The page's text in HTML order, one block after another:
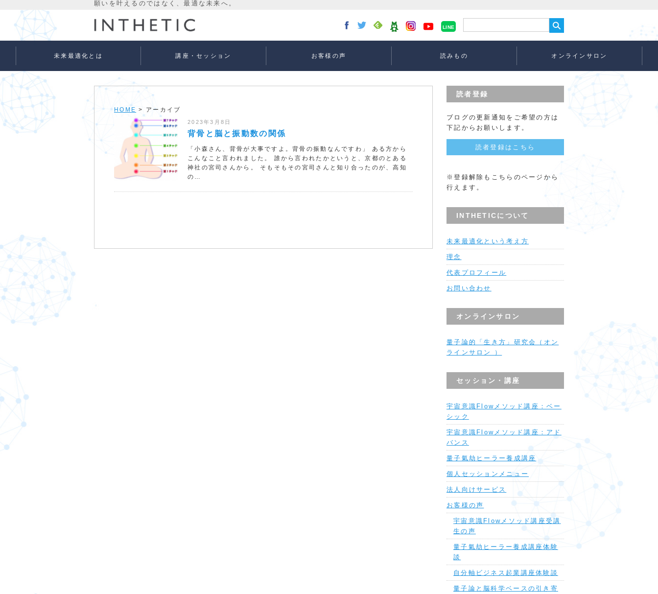
LINE
未来最適化とは 講座・セッション お客様の声 読みもの オンラインサロン
HOME > アーカイブ
2023年3月8日
背骨と脳と振動数の関係
「小森さん、背骨が大事ですよ。背骨の振動なんですわ」 ある方から
こんなこと言われました。 誰から言われたかというと、京都のとある
神社の宮司さんから。 そもそもその宮司さんと知り合ったのが、高知
の…
読者登録
ブログの更新通知をご希望の方は
下記からお願いします。
読者登録はこちら
※登録解除もこちらのページから
行えます。
INTHETICについて
未来最適化という考え方
理念
代表プロフィール
お問い合わせ
オンラインサロン
量子論的「生き方」研究会（オン
ラインサロン ）
セッション・講座
宇宙意識Flowメソッド講座：ベー
シック
宇宙意識Flowメソッド講座：アド
バンス
量子氣劫ヒーラー養成講座
個人セッションメニュー
法人向けサービス
お客様の声
宇宙意識Flowメソッド講座受講
生の声
量子氣劫ヒーラー養成講座体験
談
自分軸ビジネス起業講座体験談
量子論と脳科学ベースの引き寄